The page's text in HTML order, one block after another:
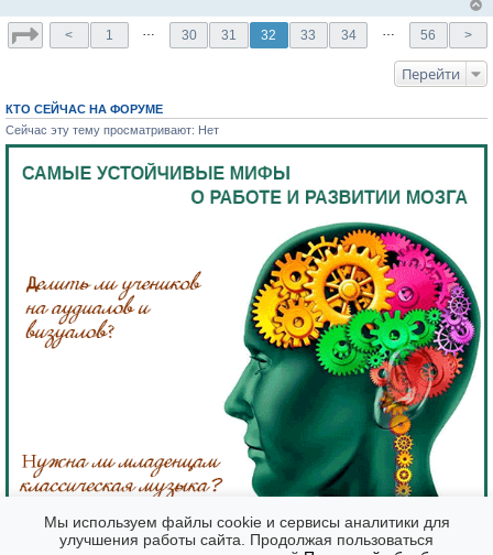
< 1 … 30 31 32 33 34 … 56 >
Перейти
КТО СЕЙЧАС НА ФОРУМЕ
Сейчас эту тему просматривают: Нет
Мы используем файлы cookie и сервисы аналитики для
улучшения работы сайта. Продолжая пользоваться